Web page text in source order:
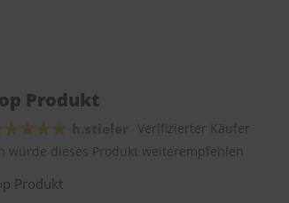
Produkt
Verifizierter Käufer
würde dieses Produkt weiterempfehlen
Produkt